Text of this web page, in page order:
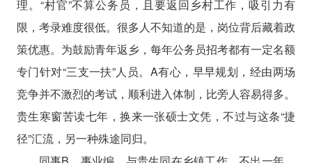
理。“村官”不算公务员，且要返回乡村工作，吸引力有
限，考录难度很低。很多人不知道的是，岗位背后藏着政
策优惠。为鼓励青年返乡，每年公务员招考都有一定名额
专门针对“三支一扶”人员。A有心，早早规划，经由两场
竞争并不激烈的考试，顺利进入体制，比旁人容易得多。
贵生寒窗苦读七年，换来一张硕士文凭，不过与这条“捷
径”汇流，另一种殊途同归。